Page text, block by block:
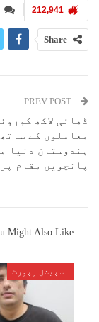
ریاض : اوپیک اور روس
کی پیداوا میں کمی
جیسے ممالک موجودہ
نائیجیریا کے پیچھے
میٹنگ ویڈیو
ہندوستان پر بھی
لئے کی جارہی ہے۔
نیوز ایجنسی رائٹرز
212,941
Share
ڈھائی لاکھ
معاملوں کے ساتھ
ہندوستان دنیا
پانچویں مقام پر
Might Also Like
اسپیشل رپورٹ